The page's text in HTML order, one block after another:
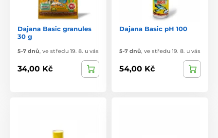
Dajana Basic granules
30 g
5-7 dnů, ve středu 19. 8. u vás
34,00 Kč
Dajana Basic pH 100
5-7 dnů, ve středu 19. 8. u vás
54,00 Kč